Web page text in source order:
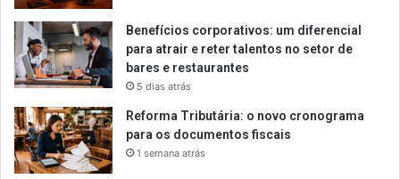
Benefícios corporativos: um diferencial
para atrair e reter talentos no setor de
bares e restaurantes
5 dias atrás
Reforma Tributária: o novo cronograma
para os documentos fiscais
1 semana atrás